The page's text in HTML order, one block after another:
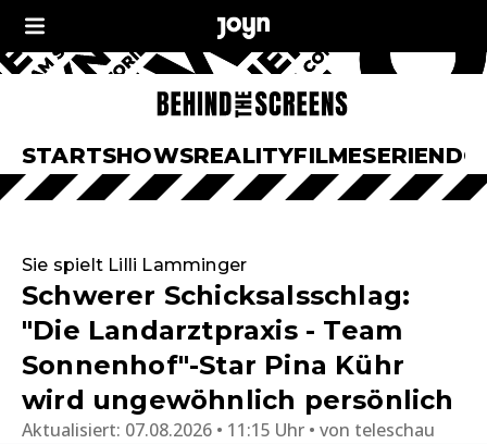
STARTSHOWSREALITYFILMESERIEN
Sie spielt Lilli Lamminger
Schwerer Schicksalsschlag:
"Die Landarztpraxis - Team
Sonnenhof"-Star Pina Kühr
wird ungewöhnlich persönlich
Aktualisiert: 07.08.2026 • 11:15 Uhr von teleschau